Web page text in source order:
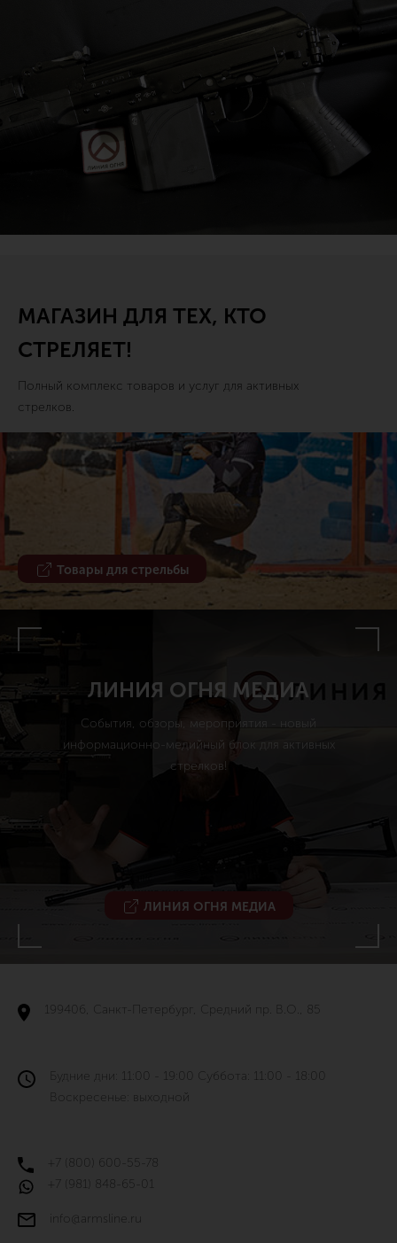
ЛИНИЯ ОГНЯ МЕДИА
События, обзоры, мероприятия - новый
информационно-медийный блок для активных
стрелков!
ЛИНИЯ ОГНЯ МЕДИА
МАГАЗИН ДЛЯ ТЕХ, КТО
СТРЕЛЯЕТ!
Полный комплекс товаров и услуг для активных
стрелков.
Товары для стрельбы
199406, Санкт-Петербург, Средний пр. В.О., 85
Будние дни: 11:00 - 19:00 Суббота: 11:00 - 18:00
Воскресенье: выходной
+7 (800) 600-55-78
+7 (981) 848-65-01
info@armsline.ru